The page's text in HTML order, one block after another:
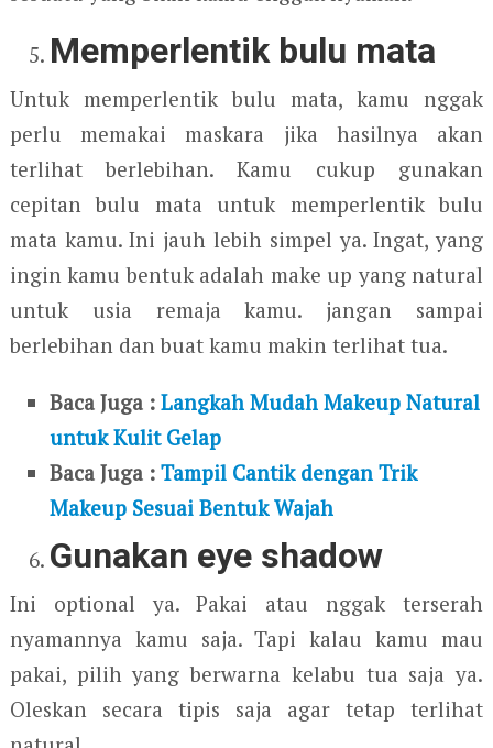
Memperlentik bulu mata
Untuk memperlentik bulu mata, kamu nggak
perlu memakai maskara jika hasilnya akan
terlihat berlebihan. Kamu cukup gunakan
cepitan bulu mata untuk memperlentik bulu
mata kamu. Ini jauh lebih simpel ya. Ingat, yang
ingin kamu bentuk adalah make up yang natural
untuk usia remaja kamu. jangan sampai
berlebihan dan buat kamu makin terlihat tua.
Baca Juga :Langkah Mudah Makeup Natural
untuk Kulit Gelap
Baca Juga :Tampil Cantik dengan Trik
Makeup Sesuai Bentuk Wajah
Gunakan eye shadow
Ini optional ya. Pakai atau nggak terserah
nyamannya kamu saja. Tapi kalau kamu mau
pakai, pilih yang berwarna kelabu tua saja ya.
Oleskan secara tipis saja agar tetap terlihat